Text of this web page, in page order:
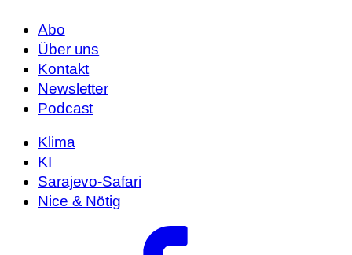
Abo
Über uns
Kontakt
Newsletter
Podcast
Klima
KI
Sarajevo-Safari
Nice & Nötig